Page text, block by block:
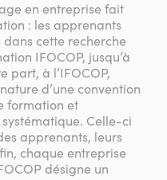
en entreprise fait
: les apprenants
cette recherche
IFOCOP, jusqu’à
part, à l’IFOCOP,
d’une convention
formation et
Celle-ci
apprenants, leurs
chaque entreprise
désigne un